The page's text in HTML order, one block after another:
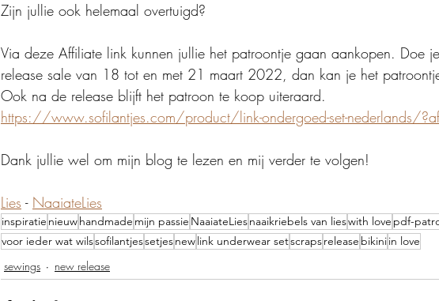
Zijn jullie ook helemaal overtuigd?
Via deze Affiliate link kunnen jullie het patroontje gaan aankopen. Doe
release sale van 18 tot en met 21 maart 2022, dan kan je het
Ook na de release blijft het patroon te koop uiteraard.
https://www.sofilantjes.com/product/link-ondergoed-set-nederlands/
Dank jullie wel om mijn blog te lezen en mij verder te volgen!
Lies - NaaiateLies
inspiratie nieuwhandmade mijn passie NaaiateLiesnaaikriebels van lieswith love pdf-
voor ieder wat wilssofilantjessetjesnewlink underwear setscrapsrelease bikiniin love
sewings new release